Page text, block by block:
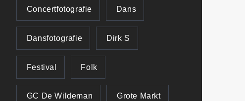
Concertfotografie Dans
Dansfotografie Dirk S
Festival Folk
GC De Wildeman Grote Markt